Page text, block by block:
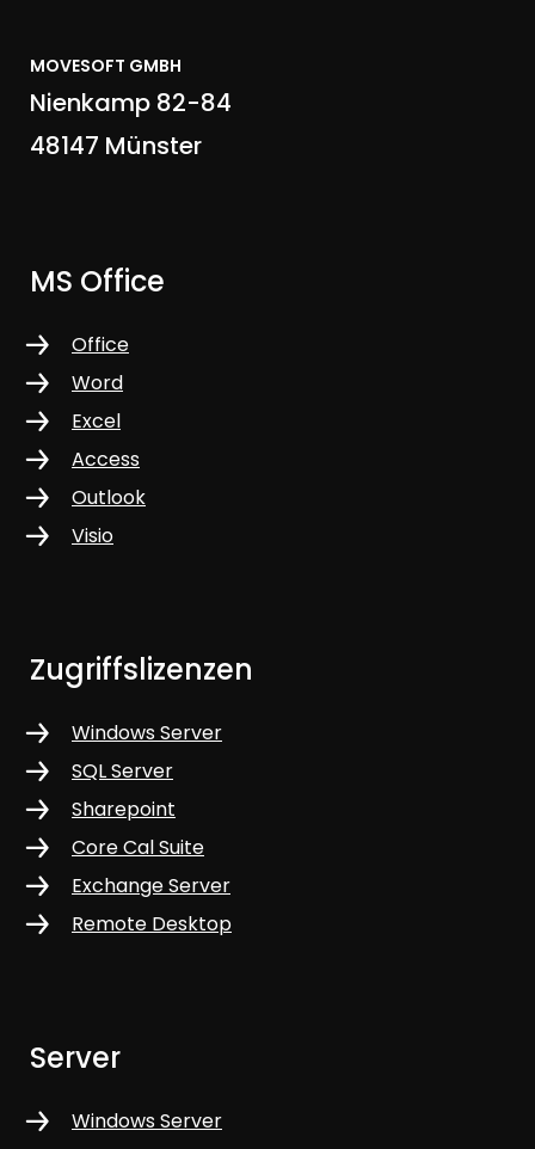
MOVESOFT GMBH
Nienkamp 82-84
48147 Münster
MS Office
Office
Word
Excel
Access
Outlook
Visio
Zugriffslizenzen
Windows Server
SQL Server
Sharepoint
Core Cal Suite
Exchange Server
Remote Desktop
Server
Windows Server